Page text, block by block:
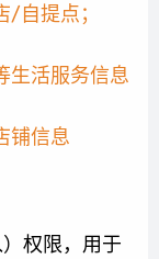
自提点；
生活服务信息
铺信息
）权限，用于